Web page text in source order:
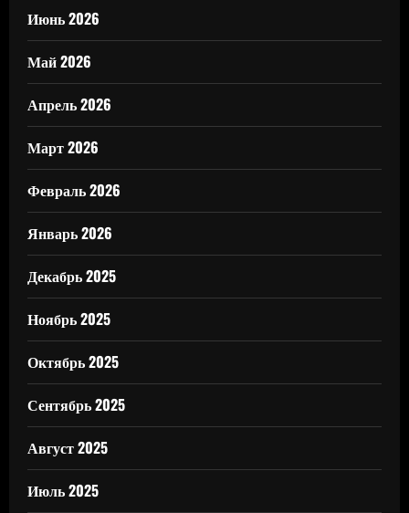
Июнь 2026
Май 2026
Апрель 2026
Март 2026
Февраль 2026
Январь 2026
Декабрь 2025
Ноябрь 2025
Октябрь 2025
Сентябрь 2025
Август 2025
Июль 2025